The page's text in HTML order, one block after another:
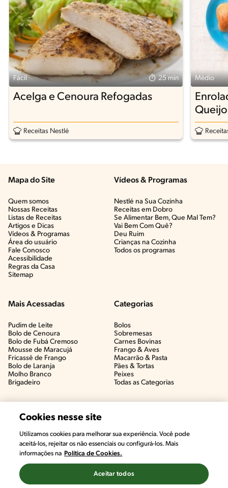
Fácil 25 min
Acelga e Cenoura Refogadas
Receitas Nestlé
Médio
Queijo
Mapa do Site
Quem somos
Nossas Receitas
Listas de Receitas​
Artigos e Dicas​
Vídeos & Programas​
Área do usuário
Fale Conosco
Acessibilidade
Regras da Casa
Sitemap
Vídeos & Programas​
Nestlé na Sua Cozinha
Receitas em Dobro
Se Alimentar Bem, Que Mal Tem?​
Vai Bem Com Quê?​
Deu Ruim​
Crianças na Cozinha​
Todos os programas
Mais Acessadas
Pudim de Leite
Bolo de Cenoura
Bolo de Fubá Cremoso
Mousse de Maracujá
Fricassê de Frango
Bolo de Laranja
Molho Branco
Brigadeiro
Categorias
Bolos
Sobremesas
Carnes Bovinas​
Frango & Aves​
Macarrão & Pasta​
Pães & Tortas​
Peixes
Todas as Categorias
Cookies nesse site
Utilizamos cookies para melhorar sua experiência. Você pode
aceitá-los, rejeitar os não essenciais ou configurá-los. Mais
informações na Política de Cookies.
Aceitar todos